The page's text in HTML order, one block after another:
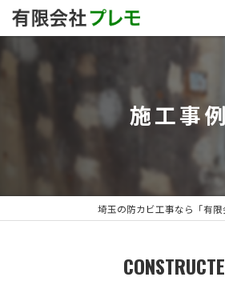
施工事例
埼玉の防カビ工事なら「有限